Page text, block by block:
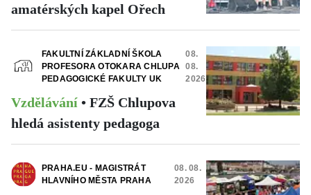
amatérských kapel Ořech
FAKULTNÍ ZÁKLADNÍ ŠKOLA
PROFESORA OTOKARA CHLUPA
PEDAGOGICKÉ FAKULTY UK
08.
08.
2026
Vzdělávání • FZŠ Chlupova
hledá asistenty pedagoga
PRAHA.EU - MAGISTRÁT
HLAVNÍHO MĚSTA PRAHA
08. 08.
2026